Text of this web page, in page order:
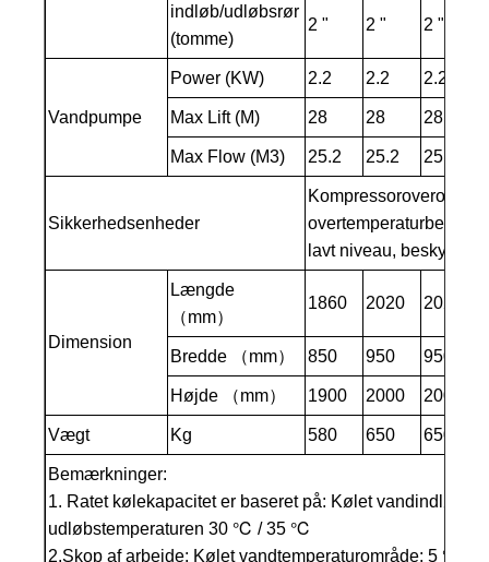
indløb/udløbsrør
(tomme)
2 " 2 " 2 "
Vandpumpe
Power (KW) 2.2 2.2 2.2
Max Lift (M) 28 28 28
Max Flow (M3) 25.2 25.2 25.2
Sikkerhedsenheder
lavt niveau,
Dimension
Længde
（mm）
1860 2020 2020
Bredde （mm） 850 950 950
Højde （mm） 1900 2000 2000
Vægt Kg 580 650 650
Bemærkninger:
1. Ratet kølekapacitet er baseret på: Kølet vandindløb
udløbstemperaturen 30 ℃ / 35 ℃
2.Skop af arbejde: Kølet vandtemperaturområde: 5 ℃